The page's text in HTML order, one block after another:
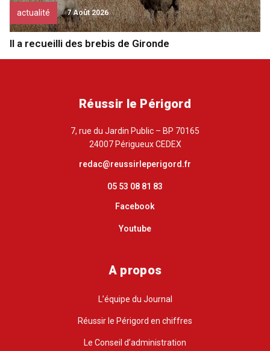
actualité 7 Août 2026
Il a recueilli des brebis de Gironde
Réussir le Périgord
7, rue du Jardin Public – BP 70165
24007 Périgueux CEDEX
redac@reussirleperigord.fr
05 53 08 81 83
Facebook
Youtube
A propos
L’équipe du Journal
Réussir le Périgord en chiffres
Le Conseil d’administration